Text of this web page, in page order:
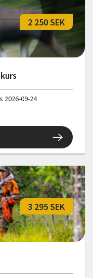
2 250 SEK
2026-09-24
3 295 SEK